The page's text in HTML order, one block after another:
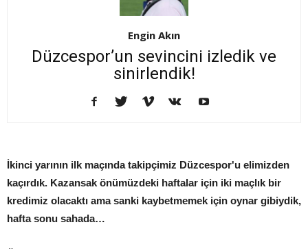
Engin Akın
Düzcespor’un sevincini izledik ve
sinirlendik!
İkinci yarının ilk maçında takipçimiz Düzcespor'u elimizden
kaçırdık. Kazansak önümüzdeki haftalar için iki maçlık bir
kredimiz olacaktı ama sanki kaybetmemek için oynar gibiydik,
hafta sonu sahada…